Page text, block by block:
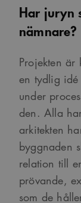
Har juryn
nämnare?
Projekten är
en tydlig idé
under
den. Alla
arkitekten
byggnaden
relation till
prövande,
som de